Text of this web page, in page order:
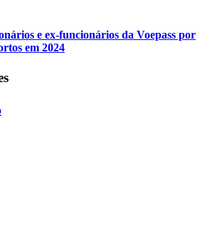
e ex-funcionários da Voepass por
em 2024